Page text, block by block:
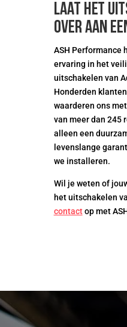
Laat het
over aan
ASH Performance
ervaring in het
uitschakelen van
Honderden
waarderen ons
van meer dan 245
alleen een
levenslange
we installeren.
Wil je weten of
het uitschakelen
contactop met